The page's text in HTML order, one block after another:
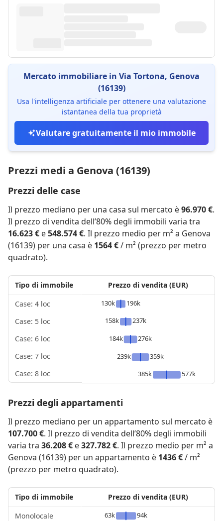
Mercato immobiliare in Via Tortona, Genova
(16139)
Usa l'intelligenza artificiale per ottenere una valutazione
istantanea della tua proprietà
Valutare gratuitamente il mio immobile
Prezzi medi a Genova (16139)
Prezzi delle case
Il prezzo mediano per una casa sul mercato è96.970 €.
Il prezzo di vendita dell’80% degli immobili varia tra
16.623 € e548.574 €. Il prezzo medio per m² a Genova
(16139) per una casa è 1564 €/ m² (prezzo per metro
quadrato).
Tipo di immobile
Case: 4 loc
Case: 5 loc
Case: 6 loc
Case: 7 loc
Case: 8 loc
Prezzo di vendita (EUR)
130k
196k
158k
237k
184k
276k
239k
359k
385k
577k
Prezzi degli appartamenti
Il prezzo mediano per un appartamento sul mercato è
107.700 €. Il prezzo di vendita dell’80% degli immobili
varia tra 36.208 € e327.782 €. Il prezzo medio per m² a
Genova (16139) per un appartamento è 1436 €/ m²
(prezzo per metro quadrato).
Tipo di immobile
Monolocale
Prezzo di vendita (EUR)
63k
94k